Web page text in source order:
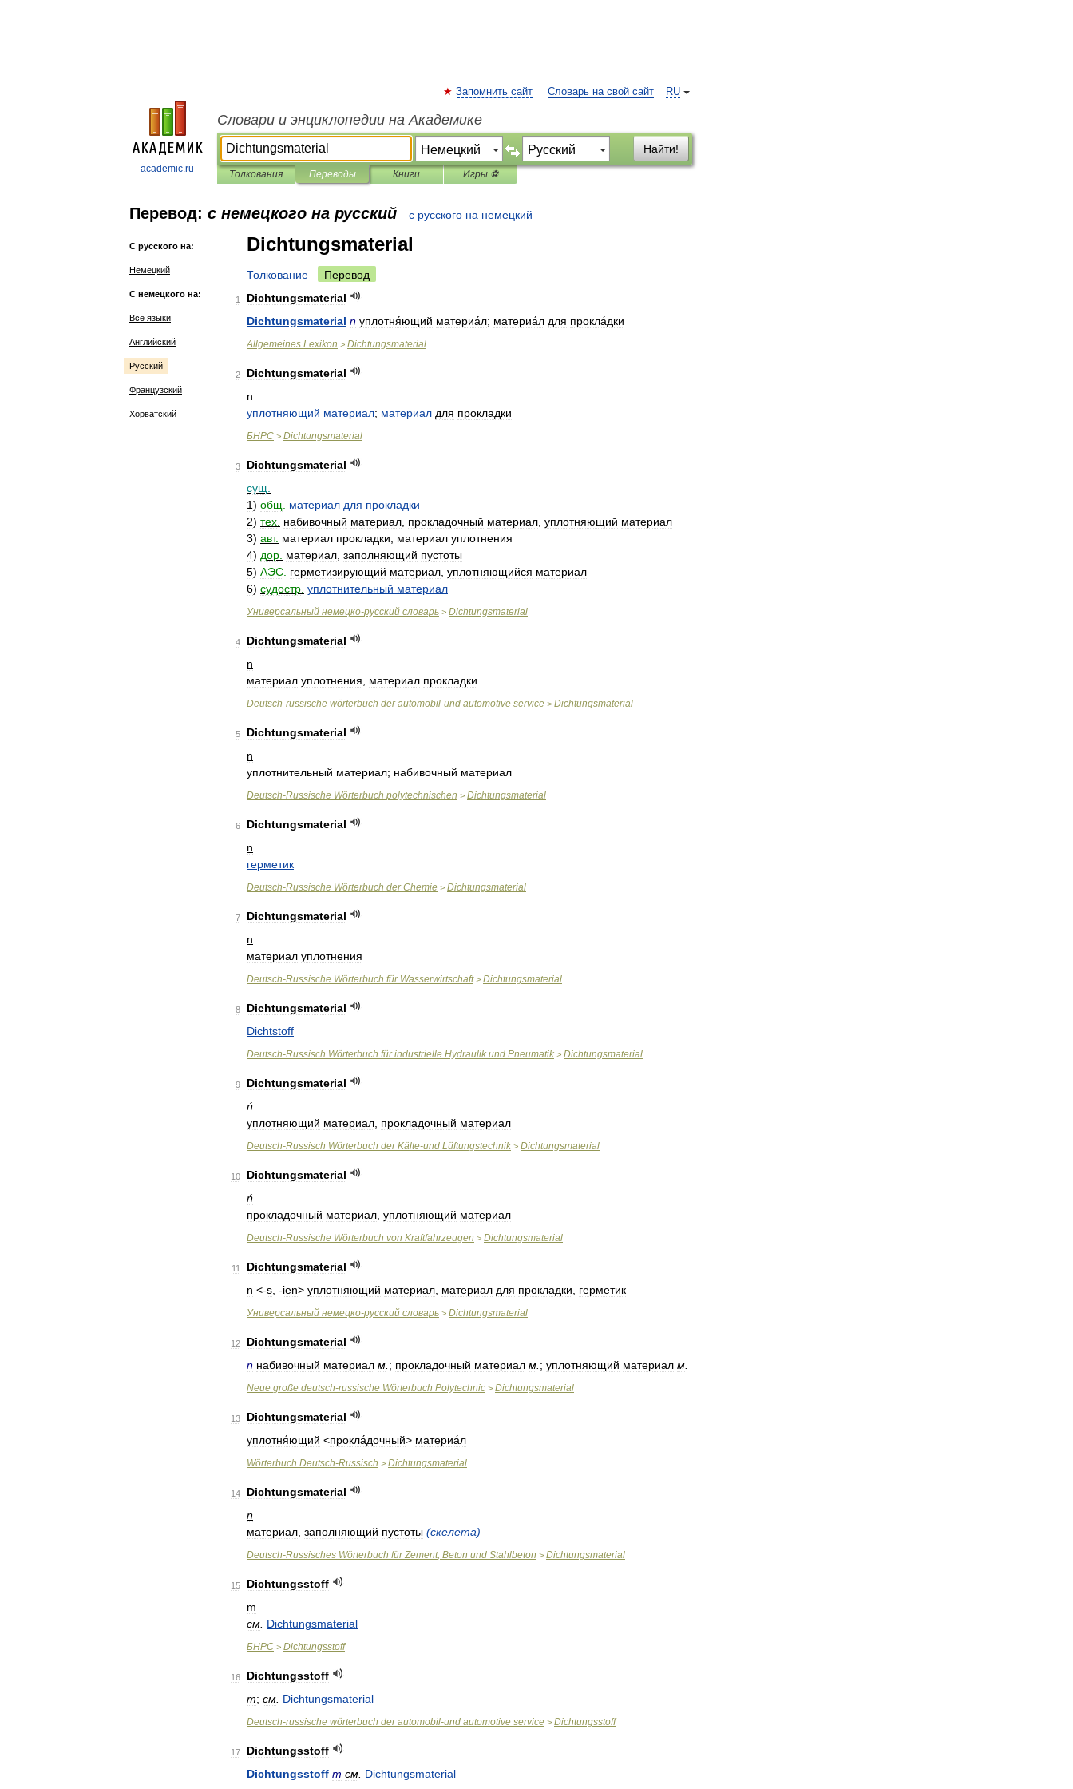
academic.ru
RU
Запомнить сайт Словарь на свой сайт
Словари и энциклопедии на Академике
Найти!
Толкования Переводы Книги Игры ⚽
Перевод: с немецкого на русский с русского на немецкий
С русского на:
Немецкий
С немецкого на:
Все языки
Английский
Русский
Французский
Хорватский
Dichtungsmaterial
Толкование Перевод
1
Dichtungsmaterial
Dichtungsmaterial n уплотня́ющий материа́л; материа́л для прокла́дки
Allgemeines Lexikon > Dichtungsmaterial
2
Dichtungsmaterial
n
уплотняющий материал; материал для прокладки
БНРС > Dichtungsmaterial
3
Dichtungsmaterial
сущ
1) общ материал для прокладки
2) тех набивочный материал прокладочный материал уплотняющий материал
3) авт. материал прокладки материал уплотнения
4) дор материал заполняющий пустоты
5) АЭС герметизирующий материал уплотняющийся материал
6) судостр уплотнительный материал
Универсальный немецко-русский словарь > Dichtungsmaterial
4
Dichtungsmaterial
n
материал уплотнения материал прокладки
Deutsch-russische wörterbuch der automobil-und automotive service > Dichtungsmaterial
5
Dichtungsmaterial
n
уплотнительный материал; набивочный материал
Deutsch-Russische Wörterbuch polytechnischen > Dichtungsmaterial
6
Dichtungsmaterial
n
герметик
Deutsch-Russische Wörterbuch der Chemie > Dichtungsmaterial
7
Dichtungsmaterial
n
материал уплотнения
Deutsch-Russische Wörterbuch für Wasserwirtschaft> Dichtungsmaterial
8
Dichtungsmaterial
Dichtstoff
Deutsch-Russisch Wörterbuch für industrielle Hydraulik und Pneumatik > Dichtungsmaterial
9
Dichtungsmaterial
ń
уплотняющий материал прокладочный материал
Deutsch-Russisch Wörterbuch der Kälte-und Lüftungstechnik > Dichtungsmaterial
10
Dichtungsmaterial
ń
прокладочный материал уплотняющий материал
Deutsch-Russische Wörterbuch von Kraftfahrzeugen > Dichtungsmaterial
11
Dichtungsmaterial
n <-s , -ien> уплотняющий материал материал для прокладки герметик
Универсальный немецко-русский словарь > Dichtungsmaterial
12
Dichtungsmaterial
n набивочный материал м ; прокладочный материал м ; уплотняющий материал м
Neue große deutsch-russische Wörterbuch Polytechnic > Dichtungsmaterial
13
Dichtungsmaterial
уплотня́ющий <прокла́дочный> материа́л
Wörterbuch Deutsch-Russisch > Dichtungsmaterial
14
Dichtungsmaterial
n
материал заполняющий пустоты (скелета)
Deutsch-Russisches Wörterbuch für Zement, Beton und Stahlbeton > Dichtungsmaterial
15
Dichtungsstoff
m
см Dichtungsmaterial
БНРС > Dichtungsstoff
16
Dichtungsstoff
m; см Dichtungsmaterial
Deutsch-russische wörterbuch der automobil-und automotive service > Dichtungsstoff
17
Dichtungsstoff
Dichtungsstoff m см Dichtungsmaterial